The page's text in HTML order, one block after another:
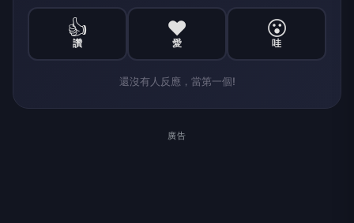
👍
讚
❤️
愛
😮
哇
還沒有人反應，當第一個!
廣告